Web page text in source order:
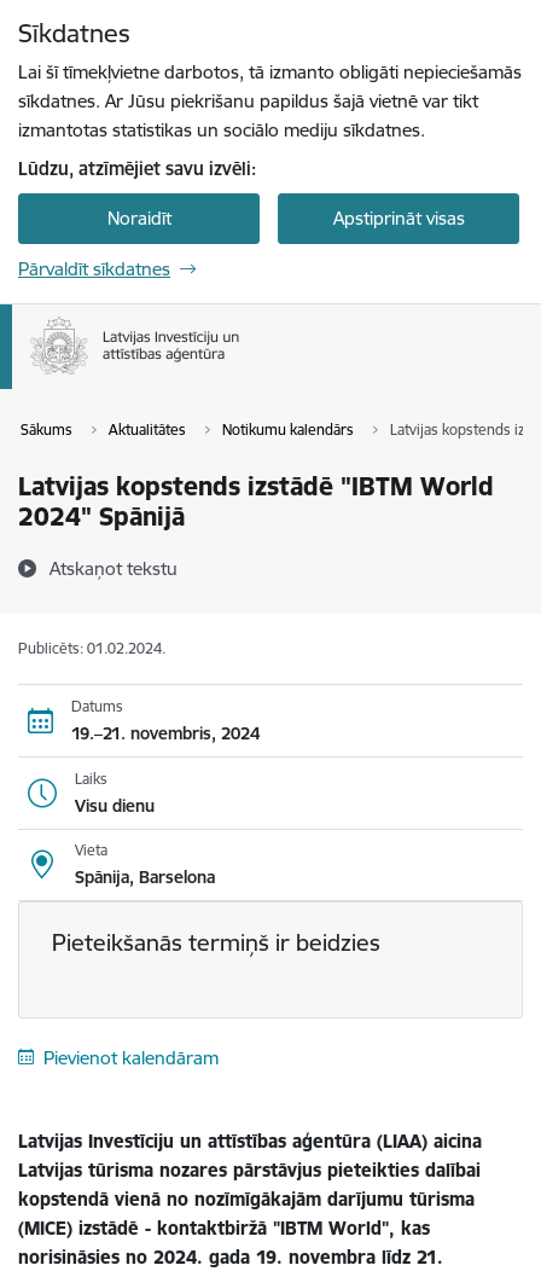
Sīkdatnes
Lai šī tīmekļvietne darbotos, tā izmanto obligāti nepieciešamās
sīkdatnes. Ar Jūsu piekrišanu papildus šajā vietnē var tikt
izmantotas statistikas un sociālo mediju sīkdatnes.
Lūdzu, atzīmējiet savu izvēli:
Noraidīt Apstiprināt visas
Pārvaldīt sīkdatnes
Sākums Aktualitātes Notikumu kalendārs Latvijas kopstends
Latvijas kopstends izstādē "IBTM World
2024" Spānijā
Atskaņot tekstu
Publicēts: 01.02.2024.
Datums
19.–21. novembris, 2024
Laiks
Visu dienu
Vieta
Spānija, Barselona
Pieteikšanās termiņš ir beidzies
Pievienot kalendāram
Latvijas Investīciju un attīstības aģentūra (LIAA) aicina
Latvijas tūrisma nozares pārstāvjus pieteikties dalībai
kopstendā vienā no nozīmīgākajām darījumu tūrisma
(MICE) izstādē - kontaktbiržā "IBTM World", kas
norisināsies no 2024. gada 19. novembra līdz 21.